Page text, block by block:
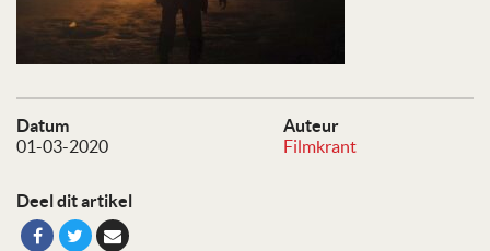
Datum
01-03-2020
Auteur
Filmkrant
Deel dit artikel